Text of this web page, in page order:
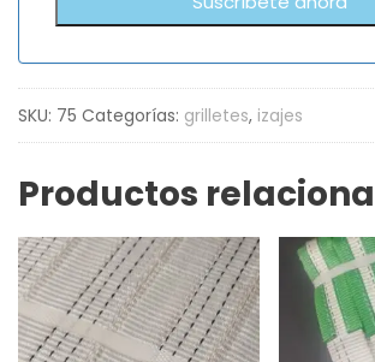
SKU: 75 Categorías: grilletes, izajes
Productos